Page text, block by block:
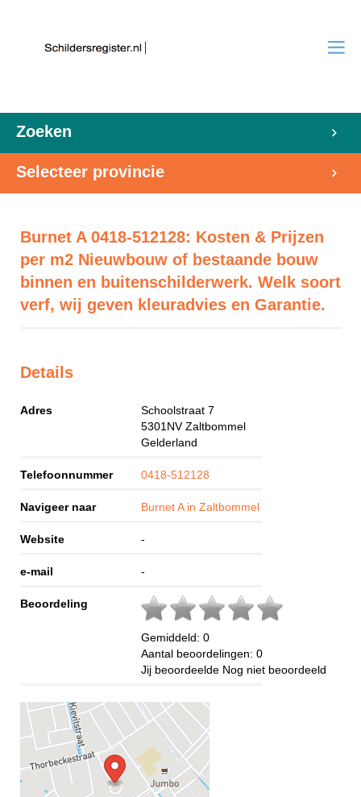
Zoeken
Selecteer provincie
Burnet A 0418-512128: Kosten & Prijzen
per m2 Nieuwbouw of bestaande bouw
binnen en buitenschilderwerk. Welk soort
verf, wij geven kleuradvies en Garantie.
Details
Adres
Schoolstraat 7
5301NV Zaltbommel
Gelderland
Telefoonnummer 0418-512128
Navigeer naar Burnet A in Zaltbommel
Website -
e-mail -
Beoordeling
Gemiddeld: 0
Aantal beoordelingen: 0
Jij beoordeelde Nog niet beoordeeld